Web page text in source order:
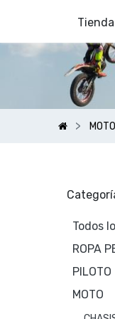
Tienda
MOTO
Todos
ROPA
PILOTO
MOTO